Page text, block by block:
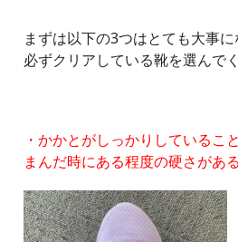
まずは以下の3つはとても大事
必ずクリアしている靴を選んでく
・かかとがしっかりしているこ
まんだ時にある程度の硬さがある